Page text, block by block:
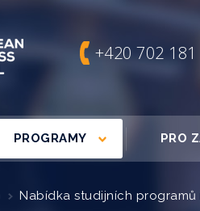
+420 702 181
PROGRAMY PRO
Nabídka studijních programů